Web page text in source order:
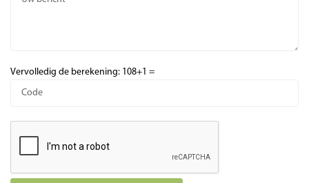
Vervolledig de berekening: 108+1 =